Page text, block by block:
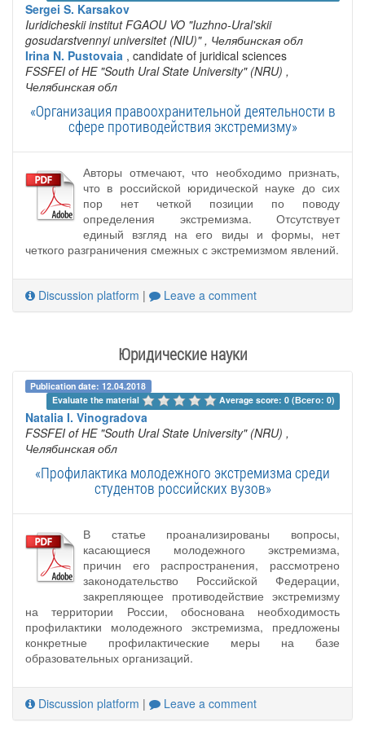
Sergei S. Karsakov
Iuridicheskii institut FGAOU VO "Iuzhno-Ural'skii
gosudarstvennyi universitet (NIU)" , Челябинская обл
Irina N. Pustovaia , candidate of juridical sciences
FSSFEI of HE "South Ural State University" (NRU) ,
Челябинская обл
«Организация правоохранительной деятельности в
сфере противодействия экстремизму»
Авторы отмечают, что необходимо признать,
что в российской юридической науке до сих
пор нет четкой позиции по поводу
определения экстремизма. Отсутствует
единый взгляд на его виды и формы, нет
четкого разграничения смежных с экстремизмом явлений.
Discussion platform | Leave a comment
Юридические науки
Publication date: 12.04.2018
Evaluate the material
Average score: 0 (Всего: 0)
Natalia I. Vinogradova
FSSFEI of HE "South Ural State University" (NRU) ,
Челябинская обл
«Профилактика молодежного экстремизма среди
студентов российских вузов»
В статье проанализированы вопросы,
касающиеся молодежного экстремизма,
причин его распространения, рассмотрено
законодательство Российской Федерации,
закрепляющее противодействие экстремизму
на территории России, обоснована необходимость
профилактики молодежного экстремизма, предложены
конкретные профилактические меры на базе
образовательных организаций.
Discussion platform | Leave a comment